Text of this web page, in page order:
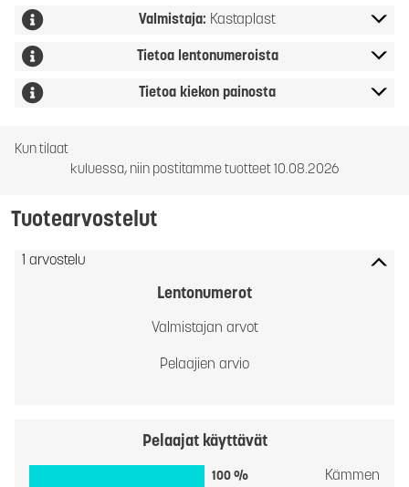
Valmistaja: Kastaplast
Tietoa lentonumeroista
Tietoa kiekon painosta
Kun tilaat
kuluessa, niin postitamme tuotteet 10.08.2026
Tuotearvostelut
1 arvostelu
Lentonumerot
Valmistajan arvot
Pelaajien arvio
Pelaajat käyttävät
100 % Kämmen